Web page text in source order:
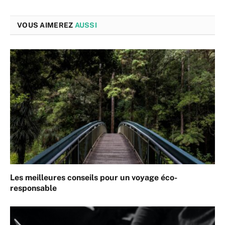
VOUS AIMEREZ AUSSI
Les meilleures conseils pour un voyage éco-
responsable